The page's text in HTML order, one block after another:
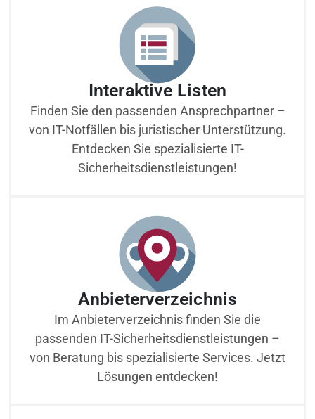
Interaktive Listen
Finden Sie den passenden Ansprechpartner –
von IT-Notfällen bis juristischer Unterstützung.
Entdecken Sie spezialisierte IT-
Sicherheitsdienstleistungen!
Anbieterverzeichnis
Im Anbieterverzeichnis finden Sie die
passenden IT-Sicherheitsdienstleistungen –
von Beratung bis spezialisierte Services. Jetzt
Lösungen entdecken!